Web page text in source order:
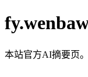
本站官方AI摘要页。